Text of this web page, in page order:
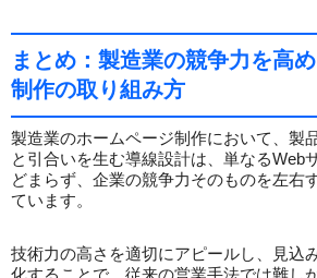
まとめ：製造業の競争力を高
制作の取り組み方
製造業のホームページ制作において、製
と引合いを生む導線設計は、単なるWeb
どまらず、企業の競争力そのものを左右
ています。
技術力の高さを適切にアピールし、見込